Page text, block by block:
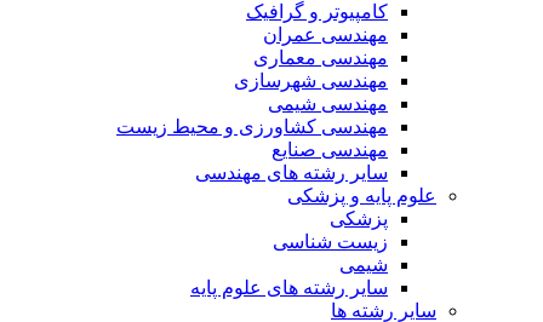
کامپیوتر و گرافیک
مهندسی عمران
مهندسی معماری
مهندسی شهرسازی
مهندسی شیمی
مهندسی کشاورزی و محیط زیست
مهندسی صنایع
سایر رشته های مهندسی
علوم پایه و پزشکی
پزشکی
زیست شناسی
شیمی
سایر رشته های علوم پایه
سایر رشته ها